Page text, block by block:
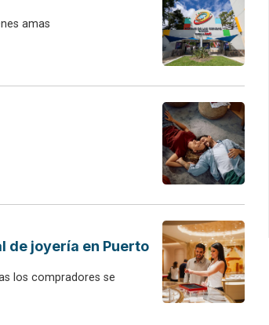
amas
de joyería en Puerto
los compradores se